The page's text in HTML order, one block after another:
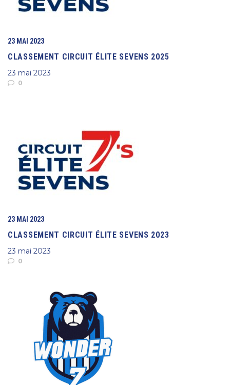
23 MAI 2023
CLASSEMENT CIRCUIT ÉLITE SEVENS 2025
23 mai 2023
0
23 MAI 2023
CLASSEMENT CIRCUIT ÉLITE SEVENS 2023
23 mai 2023
0